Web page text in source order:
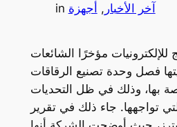
in آخر الأخبار , أجهزة
مؤخرًا الشائعات
فصل وحدة تصنيع الرقاقات
بها، وذلك في ظل التحديات
التي تواجهها. جاء ذلك في تقرير